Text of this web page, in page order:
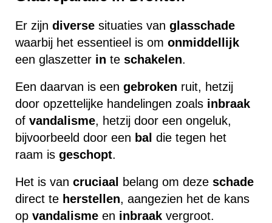
Er zijn diverse situaties van glasschade
waarbij het essentieel is om onmiddellijk
een glaszetter in te schakelen.
Een daarvan is een gebroken ruit, hetzij
door opzettelijke handelingen zoals inbraak
of vandalisme, hetzij door een ongeluk,
bijvoorbeeld door een bal die tegen het
raam is geschopt.
Het is van cruciaal belang om deze schade
direct te herstellen, aangezien het de kans
op vandalisme en inbraak vergroot.